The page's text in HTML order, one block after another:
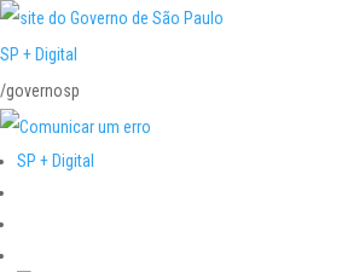
SP + Digital
/governosp
SP + Digital